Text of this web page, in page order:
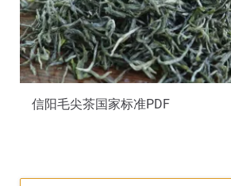
信阳毛尖茶国家标准PDF